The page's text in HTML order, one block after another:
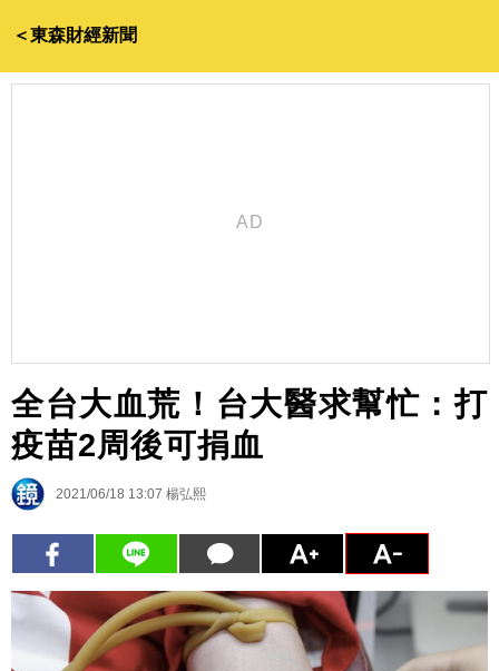
＜東森財經新聞
全台大血荒！台大醫求幫忙：打
疫苗2周後可捐血
2021/06/18 13:07 楊弘熙